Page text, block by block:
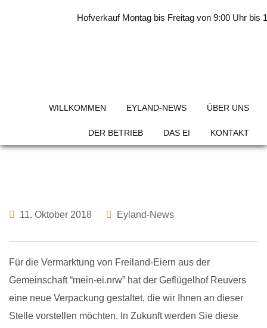
WILLKOMMEN EYLAND-NEWS ÜBER UNS
DER BETRIEB DAS EI KONTAKT
Hofverkauf Montag bis Freitag von 9:00 Uhr bis
Freiland-Eier
11. Oktober 2018 Eyland-News
Für die Vermarktung von Freiland-Eiern aus der
Gemeinschaft “mein-ei.nrw” hat der Geflügelhof Reuvers
eine neue Verpackung gestaltet, die wir Ihnen an dieser
Stelle vorstellen möchten. In Zukunft werden Sie diese